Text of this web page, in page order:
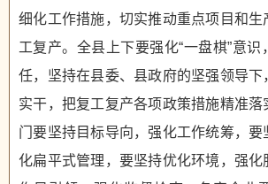
细化工作措施，切实推动重点项目和生
工复产。全县上下要强化“一盘棋”意
任，坚持在县委、县政府的坚强领导下
实干，把复工复产各项政策措施精准落
门要坚持目标导向，强化工作统筹，要
化扁平式管理，要坚持优化环境，强